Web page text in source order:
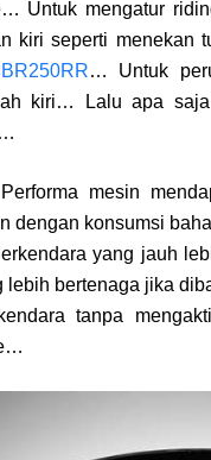
Untuk mengatur
kiri seperti menekan
… Untuk
kiri… Lalu apa
mesin
dengan konsumsi
yang jauh
lebih bertenaga jika
tanpa